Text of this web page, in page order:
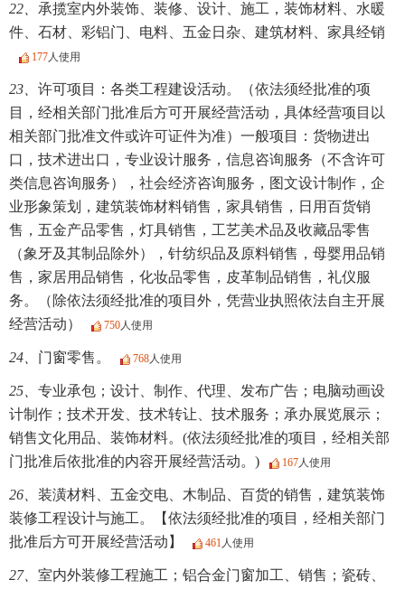
22、 承揽室内外装饰、装修、设计、施工，装饰材料、水暖
件、石材、彩铝门、电料、五金日杂、建筑材料、家具经销
177人使用
23、 许可项目：各类工程建设活动。（依法须经批准的项
目，经相关部门批准后方可开展经营活动，具体经营项目以
相关部门批准文件或许可证件为准）一般项目：货物进出
口，技术进出口，专业设计服务，信息咨询服务（不含许可
类信息咨询服务），社会经济咨询服务，图文设计制作，企
业形象策划，建筑装饰材料销售，家具销售，日用百货销
售，五金产品零售，灯具销售，工艺美术品及收藏品零售
（象牙及其制品除外），针纺织品及原料销售，母婴用品销
售，家居用品销售，化妆品零售，皮革制品销售，礼仪服
务。（除依法须经批准的项目外，凭营业执照依法自主开展
经营活动）
750人使用
24、 门窗零售。 768人使用
25、 专业承包；设计、制作、代理、发布广告；电脑动画设
计制作；技术开发、技术转让、技术服务；承办展览展示；
销售文化用品、装饰材料。(依法须经批准的项目，经相关部
门批准后依批准的内容开展经营活动。)
167人使用
26、 装潢材料、五金交电、木制品、百货的销售，建筑装饰
装修工程设计与施工。【依法须经批准的项目，经相关部门
批准后方可开展经营活动】
461人使用
27、 室内外装修工程施工；铝合金门窗加工、销售；瓷砖、